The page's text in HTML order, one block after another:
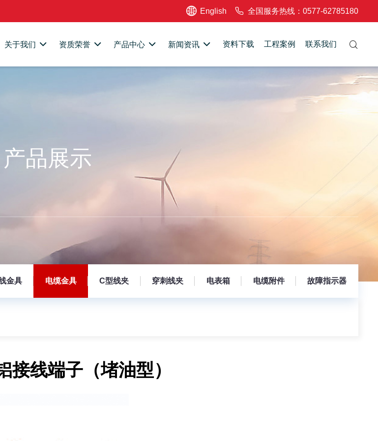
English 全国服务热线：0577-62785180
关于我们 资质荣誉 产品中心 新闻资讯 资料下载 工程案例 联系我们
产品展示
金具 电缆金具 C型线夹 穿刺线夹 电表箱 电缆附件 故障指示器
接线端子（堵油型）